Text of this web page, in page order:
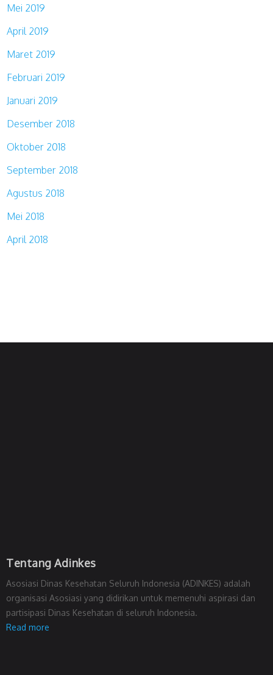
Mei 2019
April 2019
Maret 2019
Februari 2019
Januari 2019
Desember 2018
Oktober 2018
September 2018
Agustus 2018
Mei 2018
April 2018
Tentang Adinkes
Asosiasi Dinas Kesehatan Seluruh Indonesia (ADINKES) adalah
organisasi Asosiasi yang didirikan untuk memenuhi aspirasi dan
partisipasi Dinas Kesehatan di seluruh Indonesia.
Read more